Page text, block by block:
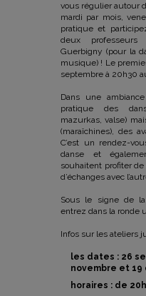
vous régulier autour
mardi par mois,
pratique et
deux professeurs
Guerbigny (pour la
musique) ! Le
septembre à 20h30
Dans une
pratique des
mazurkas, valse)
(maraîchines), des
C’est un rendez-
danse et
souhaitent profiter
d’échanges avec
Sous le signe de
entrez dans la ronde
Infos sur les ateliers
les dates : 26
novembre et 19
horaires : de